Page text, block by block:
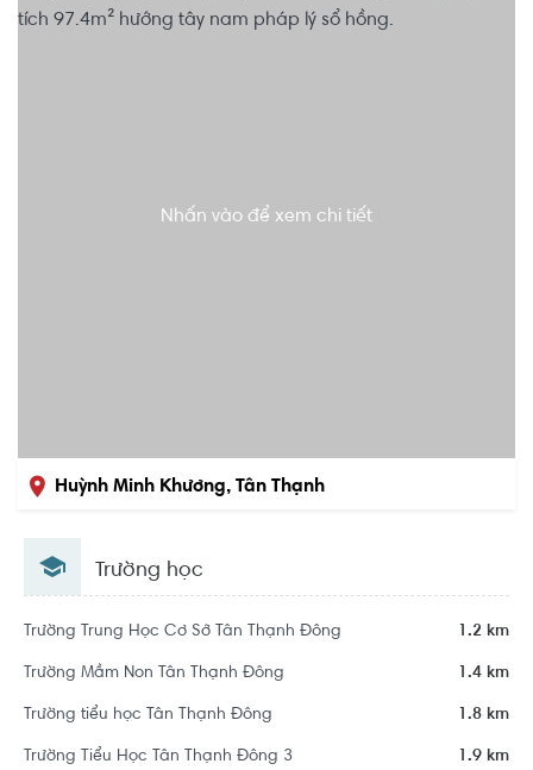
Nhấn vào để xem chi tiết
Huỳnh Minh Khương, Tân Thạnh
Trường học
Trường Trung Học Cơ Sở Tân Thạnh Đông 1.2 km
Trường Mầm Non Tân Thạnh Đông 1.4 km
Trường tiểu học Tân Thạnh Đông 1.8 km
Trường Tiểu Học Tân Thạnh Đông 3 1.9 km